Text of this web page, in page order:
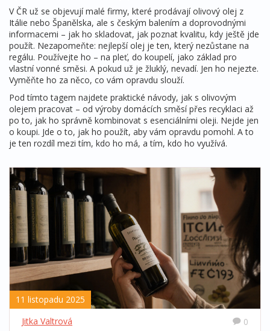
V ČR už se objevují malé firmy, které prodávají olivový olej z
Itálie nebo Španělska, ale s českým balením a doprovodnými
informacemi – jak ho skladovat, jak poznat kvalitu, kdy ještě jde
použít. Nezapomeňte: nejlepší olej je ten, který nezůstane na
regálu. Používejte ho – na pleť, do koupelí, jako základ pro
vlastní vonné směsi. A pokud už je žluklý, nevadí. Jen ho nejezte.
Vyměňte ho za něco, co vám opravdu slouží.
Pod tímto tagem najdete praktické návody, jak s olivovým
olejem pracovat – od výroby domácích směsí přes recyklaci až
po to, jak ho správně kombinovat s esenciálními oleji. Nejde jen
o koupi. Jde o to, jak ho použít, aby vám opravdu pomohl. A to
je ten rozdíl mezi tím, kdo ho má, a tím, kdo ho využívá.
11 listopadu 2025
Jitka Valtrová
0